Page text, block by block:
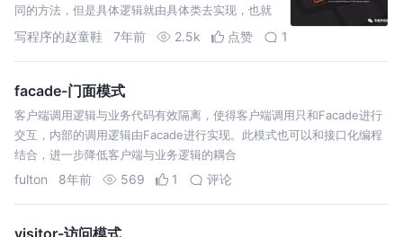
同的方法，但是具体逻辑就由具体类去实现，也就
是为了降低耦合度。 另外就是为了定下一个相同的
写程序的赵童鞋 7年前 2.5k 点赞 1
facade-门面模式
客户端调用逻辑与业务代码有效隔离，使得客户端调用只和Facade进行
交互，内部的调用逻辑由Facade进行实现。此模式也可以和接口化编程
结合，进一步降低客户端与业务逻辑的耦合
fulton 8年前 569 1 评论
visitor-访问模式